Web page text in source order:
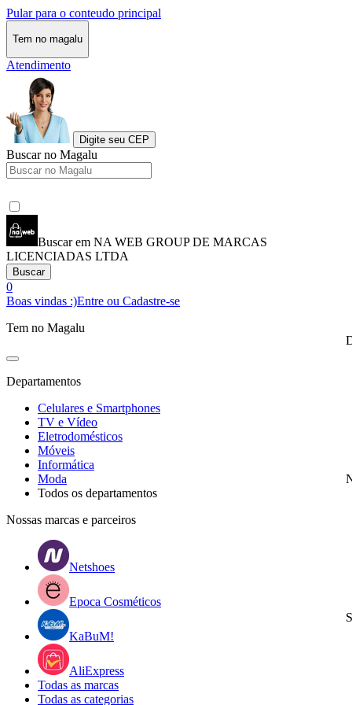
Pular para o conteudo principal
Tem no magalu
Atendimento
Digite seu CEP
Buscar no Magalu
Buscar em NA WEB GROUP DE MARCAS
LICENCIADAS LTDA
Buscar
0
Boas vindas :)Entre ou Cadastre-se
Tem no Magalu
Departamentos
Celulares e Smartphones
TV e Vídeo
Eletrodomésticos
Móveis
Informática
Moda
Todos os departamentos
Nossas marcas e parceiros
Netshoes
Epoca Cosméticos
KaBuM!
AliExpress
Todas as marcas
Todas as categorias